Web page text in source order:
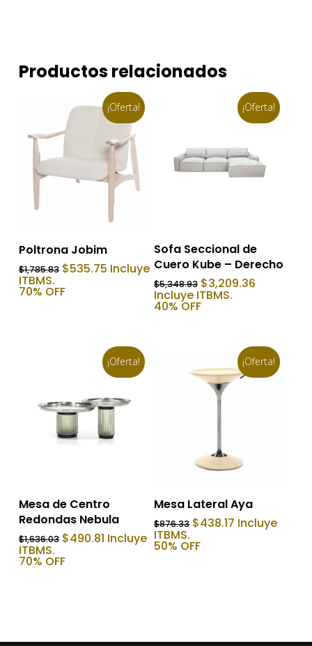
Productos relacionados
¡Oferta!
Añadir Al Carrito
Poltrona Jobim
$1,785.83 El
original
$535.75El
precio
Incluye
ITBMS.
70% OFF
¡Oferta!
Añadir Al Carrito
Sofa Seccional de
Cuero Kube – Derecho
$5,348.93 El
precio
original
$3,209.36
Incluye ITBMS.
40% OFF
¡Oferta!
Añadir Al Carrito
Mesa de Centro
Redondas Nebula
$1,636.03 El
original
$490.81El
precio
Incluye
ITBMS.
70% OFF
¡Oferta!
Añadir Al Carrito
Mesa Lateral Aya
$876.33 El
original
$438.17 El
precio
Incluye
ITBMS.
50% OFF